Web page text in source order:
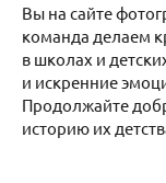
Вы на сайте
команда делаем
в школах и
и искренние
Продолжайте
историю их